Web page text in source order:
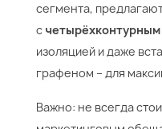
сегмента,
с
изоляцией и даже
графеном – для
Важно: не всегда